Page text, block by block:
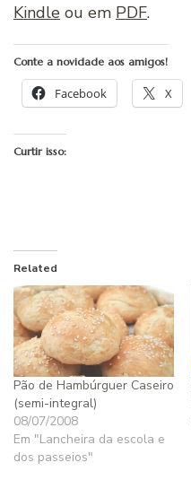
Kindle ou em PDF.
Conte a novidade aos amigos!
Facebook X
Curtir isso:
Related
Pão de Hambúrguer Caseiro
(semi-integral)
08/07/2008
Em "Lancheira da escola e
dos passeios"